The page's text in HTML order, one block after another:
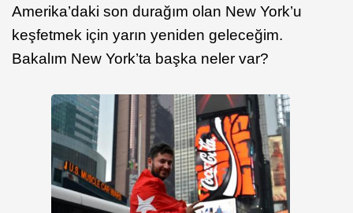
Amerika’daki son durağım olan New York’u
keşfetmek için yarın yeniden geleceğim.
Bakalım New York’ta başka neler var?